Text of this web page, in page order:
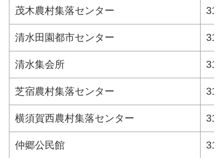
茂木農村集落センター
清水田園都市センター
清水集会所
芝宿農村集落センター
横須賀西農村集落センター
仲郷公民館